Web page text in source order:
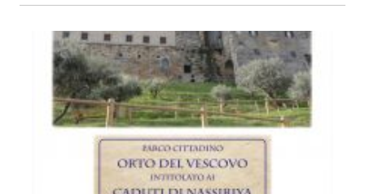
Parco Cittadino "Orto del Vescovo" "Caduti di Nassirya"